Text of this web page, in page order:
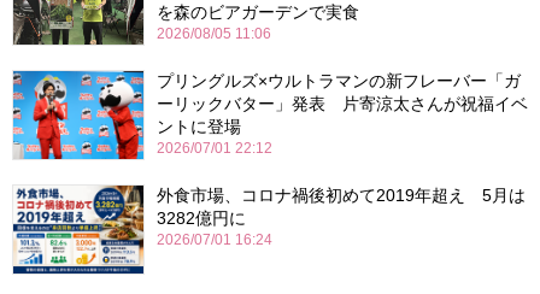
を森のビアガーデンで実食
2026/08/05 11:06
プリングルズ×ウルトラマンの新フレーバー「ガ
ーリックバター」発表 片寄涼太さんが祝福イベ
ントに登場
2026/07/01 22:12
外食市場、コロナ禍後初めて2019年超え 5月は
3282億円に
2026/07/01 16:24